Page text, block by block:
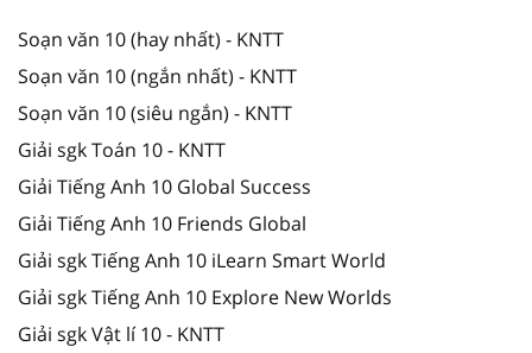
Soạn văn 10 (hay nhất) - KNTT
Soạn văn 10 (ngắn nhất) - KNTT
Soạn văn 10 (siêu ngắn) - KNTT
Giải sgk Toán 10 - KNTT
Giải Tiếng Anh 10 Global Success
Giải Tiếng Anh 10 Friends Global
Giải sgk Tiếng Anh 10 iLearn Smart World
Giải sgk Tiếng Anh 10 Explore New Worlds
Giải sgk Vật lí 10 - KNTT